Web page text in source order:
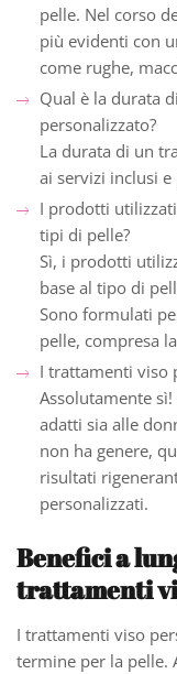
pelle. Nel corso
più evidenti con
come rughe,
Qual è la durata
personalizzato?
La durata di un
ai servizi inclusi
I prodotti
tipi di pelle?
Sì, i prodotti
base al tipo di
Sono formulati
pelle, compresa
I trattamenti viso
Assolutamente
adatti sia alle
non ha genere,
risultati
personalizzati.
Benefici a
trattamenti
I trattamenti viso
termine per la pelle.